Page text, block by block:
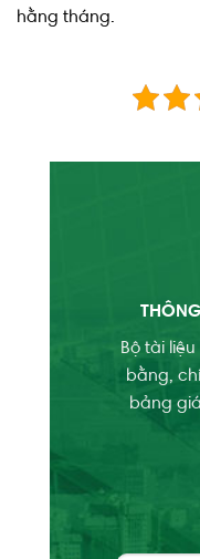
hằng tháng.
Bộ tài
bằng,
bảng